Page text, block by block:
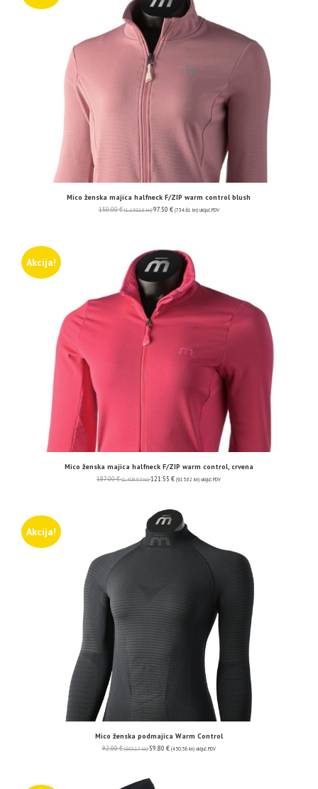
Mico ženska majica halfneck F/ZIP warm control blush
150.00€ (1,130.18 kn) 97.50 € (734.61 kn) uključ. PDV
Akcija!
Mico ženska majica halfneck F/ZIP warm control, crvena
187.00€ (1,408.95 kn) 121.55 € (915.82 kn) uključ. PDV
Akcija!
Mico ženska podmajica Warm Control
92.00€ (693.17 kn) 59.80 € (450.56 kn) uključ. PDV